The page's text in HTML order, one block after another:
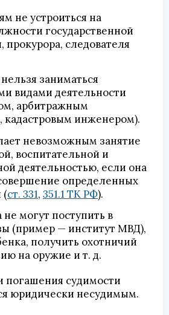
не устроиться на
государственной
прокурора, следователя
заниматься
видами деятельности
арбитражным
инженером).
невозможным занятие
воспитательной и
деятельностью, если она
определенных
(ст. 331, 351.1 ТК РФ).
могут поступить в
(пример — институт МВД),
получить охотничий
на оружие и т. д.
погашения судимости
юридически несудимым.